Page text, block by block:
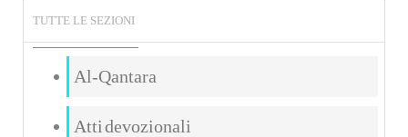
TUTTE LE SEZIONI
Al-Qantara
Atti devozionali